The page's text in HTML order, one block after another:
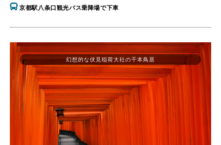
京都駅八条口観光バス乗降場で下車
幻想的な伏見稲荷大社の千本鳥居